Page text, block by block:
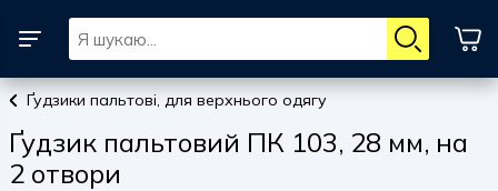
Ґудзики пальтові, для верхнього одягу
Ґудзик пальтовий ПК 103, 28 мм, на
2 отвори